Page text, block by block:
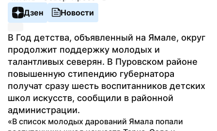
Дзен
Новости
В Год детства, объявленный на Ямале, округ
продолжит поддержку молодых и
талантливых северян. В Пуровском районе
повышенную стипендию губернатора
получат сразу шесть воспитанников детских
школ искусств, сообщили в районной
администрации.
«В список молодых дарований Ямала попали